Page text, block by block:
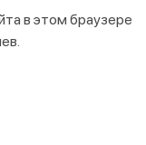
в этом браузере